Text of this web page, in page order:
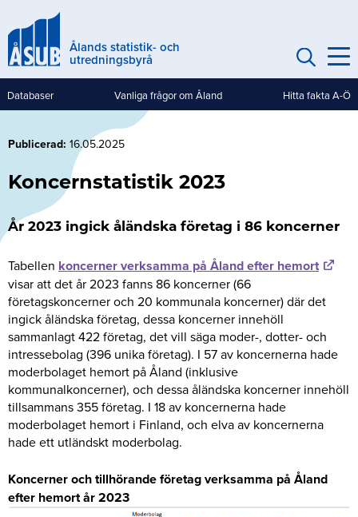
till
huvudinnehållÅlands statistik- och
utredningsbyrå
Genvägar
Databaser Vanliga frågor om Åland Hitta fakta A-Ö
Publicerad 16.05.2025
Koncernstatistik 2023
År 2023 ingick åländska företag i 86 koncerner
Tabellen koncerner verksamma på Åland efter hemort
visar att det år 2023 fanns 86 koncerner (66
företagskoncerner och 20 kommunala koncerner) där det
ingick åländska företag, dessa koncerner innehöll
sammanlagt 422 företag, det vill säga moder-, dotter- och
intressebolag (396 unika företag). I 57 av koncernerna hade
moderbolaget hemort på Åland (inklusive
kommunalkoncerner), och dessa åländska koncerner innehöll
tillsammans 355 företag. I 18 av koncernerna hade
moderbolaget hemort i Finland, och elva av koncernerna
hade ett utländskt moderbolag.
Koncerner och tillhörande företag verksamma på Åland
efter hemort år 2023